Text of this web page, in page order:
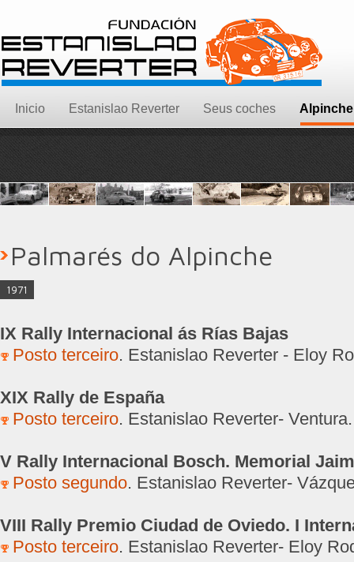
Inicio Estanislao Reverter Seus coches Alpinche
Palmarés do Alpinche
1971
IX Rally Internacional ás Rías Bajas
Posto terceiro. Estanislao Reverter - Eloy
XIX Rally de España
Posto terceiro. Estanislao Reverter- Ventura.
V Rally Internacional Bosch. Memorial
Posto segundo. Estanislao Reverter-
VIII Rally Premio Ciudad de Oviedo. I
Posto terceiro. Estanislao Reverter- Eloy